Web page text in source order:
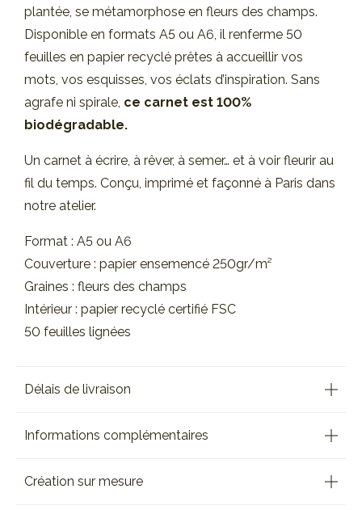
plantée, se métamorphose en fleurs des champs.
Disponible en formats A5 ou A6, il renferme 50
feuilles en papier recyclé prêtes à accueillir vos
mots, vos esquisses, vos éclats d’inspiration. Sans
agrafe ni spirale, ce carnet est 100%
biodégradable.
Un carnet à écrire, à rêver, à semer… et à voir fleurir au
fil du temps. Conçu, imprimé et façonné à Paris dans
notre atelier.
Format : A5 ou A6
Couverture : papier ensemencé 250gr/m²
Graines : fleurs des champs
Intérieur : papier recyclé certifié FSC
50 feuilles lignées
Délais de livraison
Informations complémentaires
Création sur mesure